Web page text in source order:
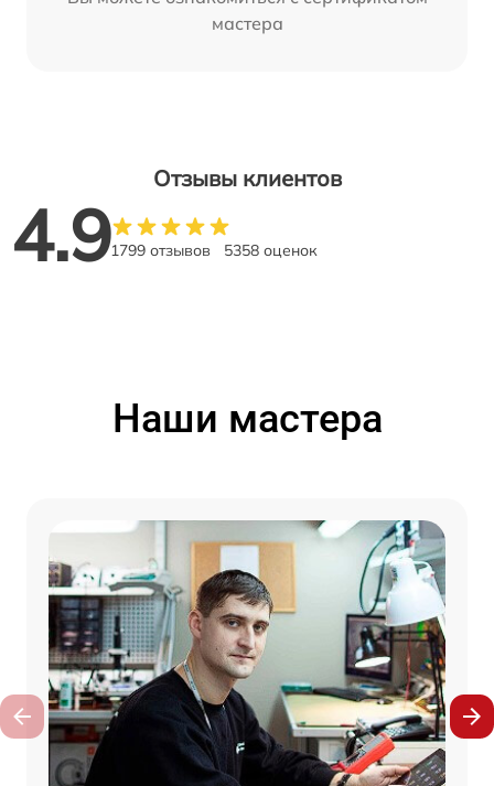
мастера
Отзывы клиентов
4.91799 отзывов 5358 оценок
Наши мастера